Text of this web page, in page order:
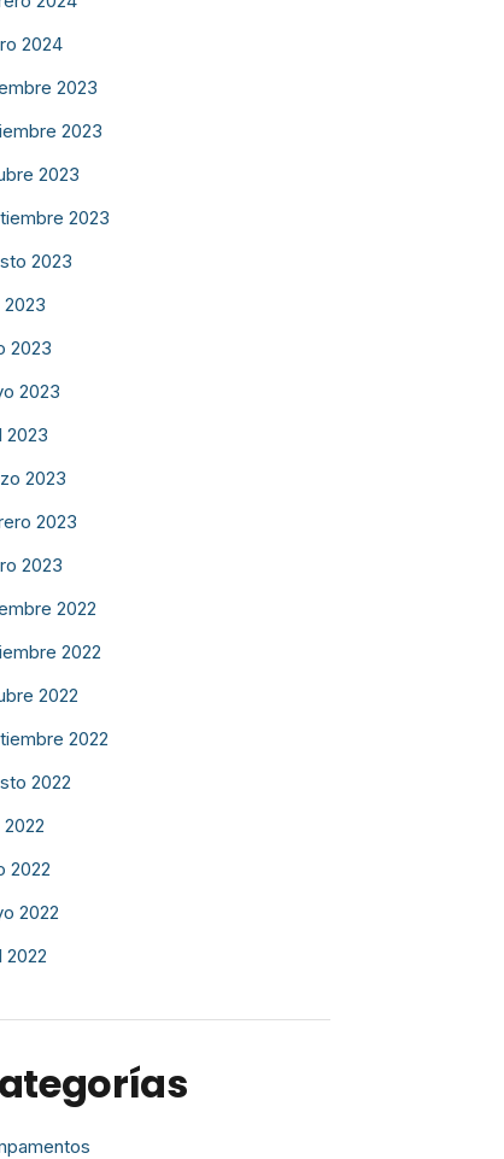
2024
2023
2023
2023
2023
2023
2023
2023
2023
2023
2023
2023
2023
2022
2022
2022
2022
2022
2022
2022
2022
2022